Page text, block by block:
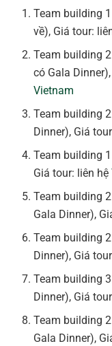
Team building
về), Giá tour:
Team building
có Gala
Vietnam
Team building
Dinner), Giá
Team building
Giá tour: liên hệ
Team building
Gala Dinner),
Team building
Dinner), Giá
Team building
Dinner), Giá
Team building
Gala Dinner),